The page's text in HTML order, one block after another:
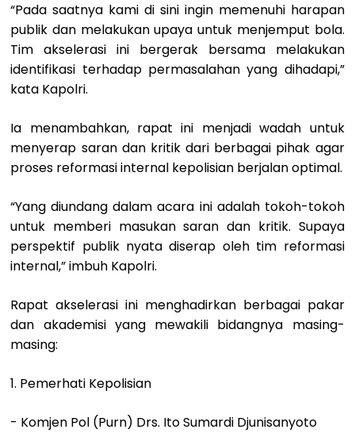
“Pada saatnya kami di sini ingin memenuhi harapan
publik dan melakukan upaya untuk menjemput bola.
Tim akselerasi ini bergerak bersama melakukan
identifikasi terhadap permasalahan yang dihadapi,”
kata Kapolri.
Ia menambahkan, rapat ini menjadi wadah untuk
menyerap saran dan kritik dari berbagai pihak agar
proses reformasi internal kepolisian berjalan optimal.
“Yang diundang dalam acara ini adalah tokoh-tokoh
untuk memberi masukan saran dan kritik. Supaya
perspektif publik nyata diserap oleh tim reformasi
internal,” imbuh Kapolri.
Rapat akselerasi ini menghadirkan berbagai pakar
dan akademisi yang mewakili bidangnya masing-
masing:
1. Pemerhati Kepolisian
- Komjen Pol (Purn) Drs. Ito Sumardi Djunisanyoto